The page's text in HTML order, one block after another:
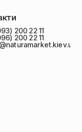
200 22 11
200 22 11